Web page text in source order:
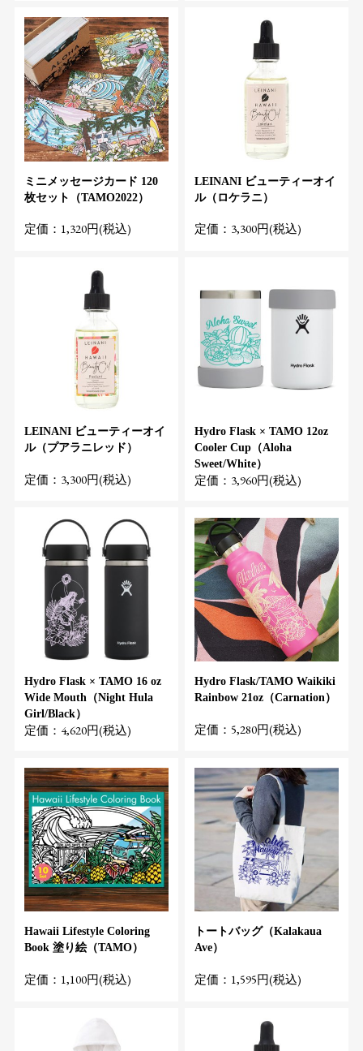
ミニメッセージカード 120
枚セット（TAMO2022）
定価：1,320円(税込)
LEINANI ビューティーオイ
ル（ロケラニ）
定価：3,300円(税込)
LEINANI ビューティーオイ
ル（プアラニレッド）
定価：3,300円(税込)
Hydro Flask × TAMO 12oz
Cooler Cup（Aloha
Sweet/White）
定価：3,960円(税込)
Hydro Flask × TAMO 16 oz
Wide Mouth（Night Hula
Girl/Black）
定価：4,620円(税込)
Hydro Flask/TAMO Waikiki
Rainbow 21oz（Carnation）
定価：5,280円(税込)
Hawaii Lifestyle Coloring
Book 塗り絵（TAMO）
定価：1,100円(税込)
トートバッグ（Kalakaua
Ave）
定価：1,595円(税込)